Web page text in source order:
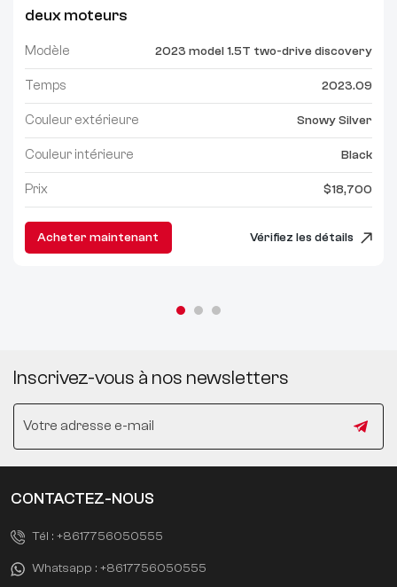
deux moteurs
Modèle 2023 model 1.5T two-drive discovery
Temps 2023.09
Couleur extérieure Snowy Silver
Couleur intérieure Black
Prix $18,700
Acheter maintenant Vérifiez les détails
Inscrivez-vous à nos newsletters
CONTACTEZ-NOUS
Tél : +8617756050555
Whatsapp : +8617756050555